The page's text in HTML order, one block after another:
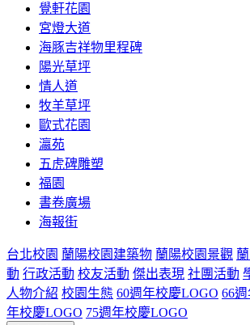
覺軒花園
宮燈大道
海豚吉祥物里程碑
陽光草坪
情人道
牧羊草坪
歐式花園
瀛苑
五虎碑雕塑
福園
書卷廣場
海報街
台北校園 蘭陽校園建築物 蘭陽校園景觀
動 行政活動 校友活動 傑出表現 社團活動
人物介紹 校園生態 60週年校慶LOGO 66
年校慶LOGO 75週年校慶LOGO